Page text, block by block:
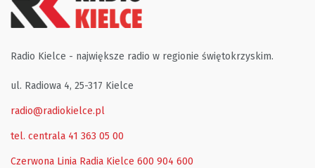
Radio Kielce - największe radio w regionie świętokrzyskim.
ul. Radiowa 4, 25-317 Kielce
radio@radiokielce.pl
tel. centrala 41 363 05 00
Czerwona Linia Radia Kielce 600 904 600